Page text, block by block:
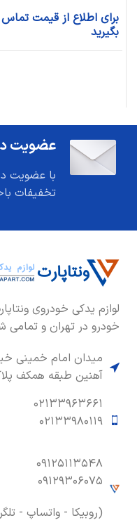
برای اطلاع از قیمت تماس
بگیرید
عضویت
با عضویت
تخفیفات
لوازم یدکی خودروی
خودرو در تهران و تمامی
میدان امام خمینی
آهنین طبقه همکف پلاک
۰۲۱۳۳۹۶۳۶۶۱
۰۲۱۳۳۹۸۰۱۱۹
۰۹۱۲۵۱۱۳۵۴۸
۰۹۱۲۹۳۰۶۰۷۵
(روبیکا - واتساپ -